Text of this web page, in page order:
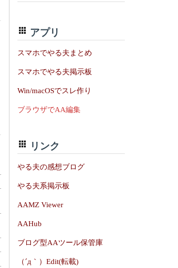
アプリ
スマホでやる夫まとめ
スマホでやる夫掲示板
Win/macOSでスレ作り
ブラウザでAA編集
リンク
やる夫の感想ブログ
やる夫系掲示板
AAMZ Viewer
AAHub
ブログ型AAツール保管庫
（´д｀）Edit(転載)